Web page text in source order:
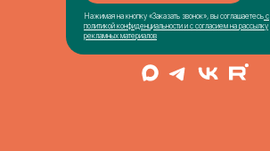
Нажимая на кнопку «Заказать звонок», вы соглашаетесь с
политикой конфиденциальности и с согласием на рассылку
рекламных материалов